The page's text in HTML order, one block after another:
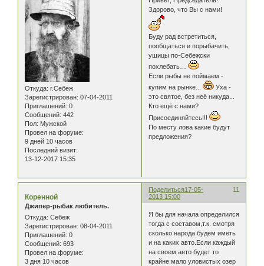
Откуда: г.Себеж
Зарегистрирован: 07-04-2011
Приглашений: 0
Сообщений: 442
Пол: Мужской
Провел на форуме:
9 дней 10 часов
Последний визит:
13-12-2017 15:35
Здорово, что Вы с нами!
Буду рад встретиться,
пообщаться и порыбачить,
ушицы по-Себежски
похлебать…
Если рыбы не поймаем -
купим на рынке...
Уха -
это святое, без неё никуда...
Кто ещё с нами?
Присоединяйтесь!!!
По месту лова какие будут
предложения?
Поделиться 11
17-05-
2013 15:00
Коренной
Джипер-рыбак любитель.
Откуда: Себеж
Зарегистрирован: 08-04-2011
Приглашений: 0
Сообщений: 693
Провел на форуме:
3 дня 10 часов
Я бы для начала определился
тогда с составом,т.к. смотря
сколько народа будем иметь
и на каких авто.Если каждый
на своем авто будет то
крайне мало уловистых озер